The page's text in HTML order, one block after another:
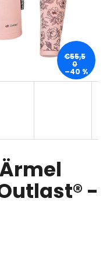
-
€55,5
0
–40 %